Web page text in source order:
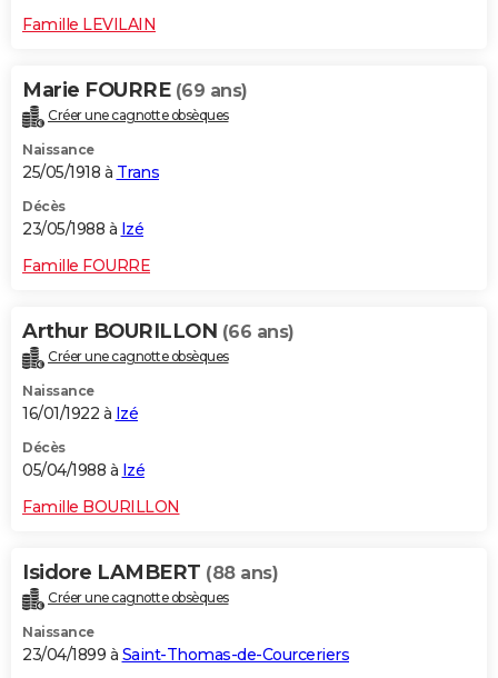
Famille LEVILAIN
Marie FOURRE (69 ans)
Créer une cagnotte obsèques
Naissance
25/05/1918 à Trans
Décès
23/05/1988 à Izé
Famille FOURRE
Arthur BOURILLON (66 ans)
Créer une cagnotte obsèques
Naissance
16/01/1922 à Izé
Décès
05/04/1988 à Izé
Famille BOURILLON
Isidore LAMBERT (88 ans)
Créer une cagnotte obsèques
Naissance
23/04/1899 à Saint-Thomas-de-Courceriers